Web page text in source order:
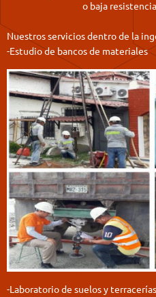
o baja
Nuestros servicios dentro de la
-Estudio de bancos de materiales
-Laboratorio de suelos y terracerías